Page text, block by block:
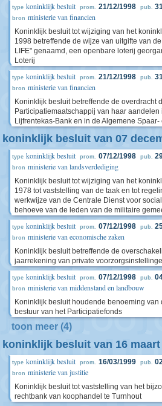
type koninklijk besluit prom. 21/12/1998 pub.
bron ministerie van financien
Koninklijk besluit tot wijziging van het
1998 betreffende de wijze van uitgifte van
LIFE" genaamd, een openbare loterij
Loterij
type koninklijk besluit prom. 21/12/1998 pub.
bron ministerie van financien
Koninklijk besluit betreffende de overdracht
Participatiemaatschappij van haar aandelen
Lijfrentekas-Bank en in de Algemene
koninklijk besluit van 07
type koninklijk besluit prom. 07/12/1998 pub.
bron ministerie van landsverdediging
Koninklijk besluit tot wijziging van het
1978 tot vaststelling van de taak en tot
werkwijze van de Centrale Dienst voor
behoeve van de leden van de militaire
type koninklijk besluit prom. 07/12/1998 pub.
bron ministerie van economische zaken
Koninklijk besluit betreffende de
jaarrekening van private
type koninklijk besluit prom. 07/12/1998 pub.
bron ministerie van middenstand en landbouw
Koninklijk besluit houdende benoeming van
bestuur van het Participatiefonds
toon meer (4)
koninklijk besluit van 16 maart
type koninklijk besluit prom. 16/03/1999 pub.
bron ministerie van justitie
Koninklijk besluit tot vaststelling van het
rechtbank van koophandel te Turnhout